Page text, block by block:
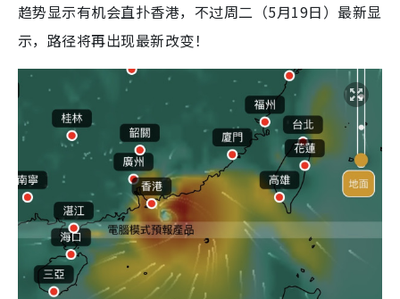
趋势显示有机会直扑香港，不过周二（5月19日）最新显
示，路径将再出现最新改变！